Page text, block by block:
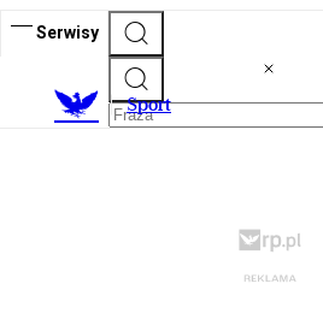
Serwisy
Sport